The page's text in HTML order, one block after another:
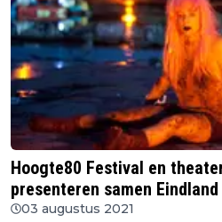
Hoogte80 Festival en
presenteren samen Eindland
03 augustus 2021